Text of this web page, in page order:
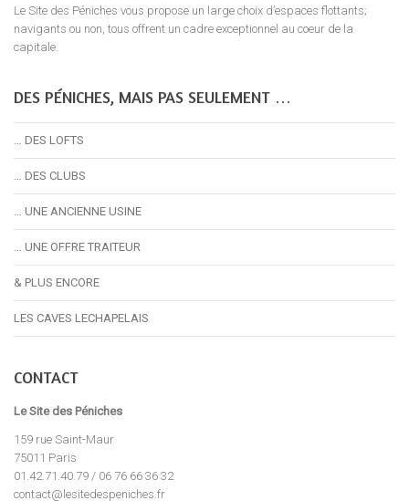
Le Site des Péniches vous propose un large choix d’espaces flottants;
navigants ou non, tous offrent un cadre exceptionnel au coeur de la
capitale.
DES PÉNICHES, MAIS PAS SEULEMENT …
… DES LOFTS
… DES CLUBS
… UNE ANCIENNE USINE
… UNE OFFRE TRAITEUR
& PLUS ENCORE
LES CAVES LECHAPELAIS
CONTACT
Le Site des Péniches
159 rue Saint-Maur
75011 Paris
01.42.71.40.79 / 06 76 66 36 32
contact@lesitedespeniches.fr